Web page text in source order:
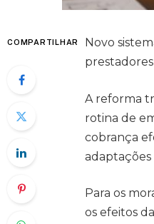
COMPARTILHAR
Novo
A reforma
rotina de
cobrança
adaptações
Para os
os efeitos